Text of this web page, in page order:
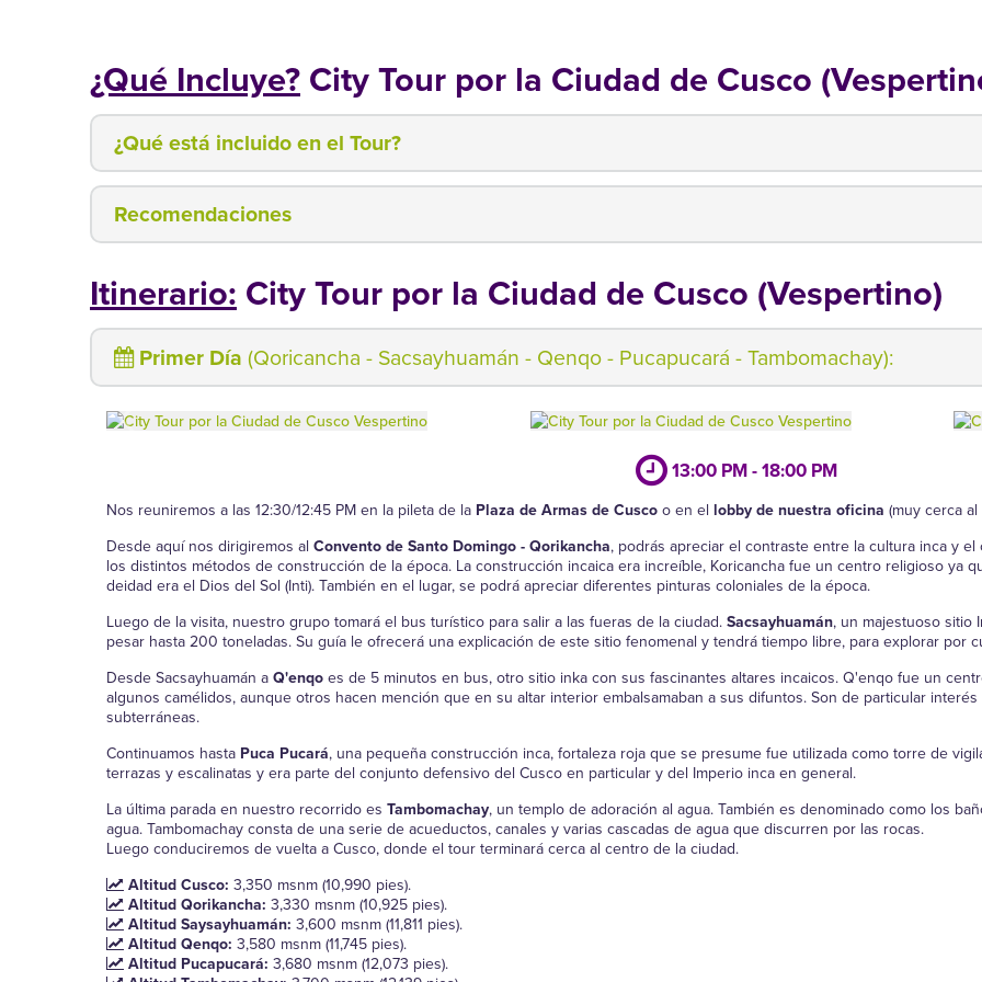
¿Qué Incluye? City Tour por la Ciudad de Cusco
¿Qué está incluido en el Tour?
Recomendaciones
Itinerario: City Tour por la Ciudad de Cusco (Vespertino)
Primer Día (Qoricancha - Sacsayhuamán - Qenqo - Pucapucará - Tambomachay):
13:00 PM - 18:00 PM
Nos reuniremos a las 12:30/12:45 PM en la pileta de la Plaza de Armas de Cusco o en el lobby de nuestra oficina (muy cerca
Desde aquí nos dirigiremos al Convento de Santo Domingo - Qorikancha, podrás apreciar el contraste entre la cultura inca y
los distintos métodos de construcción de la época. La construcción incaica era increíble, Koricancha fue un centro religioso ya
deidad era el Dios del Sol (Inti). También en el lugar, se podrá apreciar diferentes pinturas coloniales de la época.
Luego de la visita, nuestro grupo tomará el bus turístico para salir a las fueras de la ciudad. Sacsayhuamán, un majestuoso sitio
pesar hasta 200 toneladas. Su guía le ofrecerá una explicación de este sitio fenomenal y tendrá tiempo libre, para explorar por
Desde Sacsayhuamán a Q'enqo es de 5 minutos en bus, otro sitio inka con sus fascinantes altares incaicos. Q'enqo fue un
algunos camélidos, aunque otros hacen mención que en su altar interior embalsamaban a sus difuntos. Son de particular
subterráneas.
Continuamos hasta Puca Pucará, una pequeña construcción inca, fortaleza roja que se presume fue utilizada como torre de
terrazas y escalinatas y era parte del conjunto defensivo del Cusco en particular y del Imperio inca en general.
La última parada en nuestro recorrido es Tambomachay, un templo de adoración al agua. También es denominado como los
agua. Tambomachay consta de una serie de acueductos, canales y varias cascadas de agua que discurren por las rocas.
Luego conduciremos de vuelta a Cusco, donde el tour terminará cerca al centro de la ciudad.
Altitud Cusco: 3,350 msnm (10,990 pies).
Altitud Qorikancha: 3,330 msnm (10,925 pies).
Altitud Saysayhuamán: 3,600 msnm (11,811 pies).
Altitud Qenqo: 3,580 msnm (11,745 pies).
Altitud Pucapucará: 3,680 msnm (12,073 pies).